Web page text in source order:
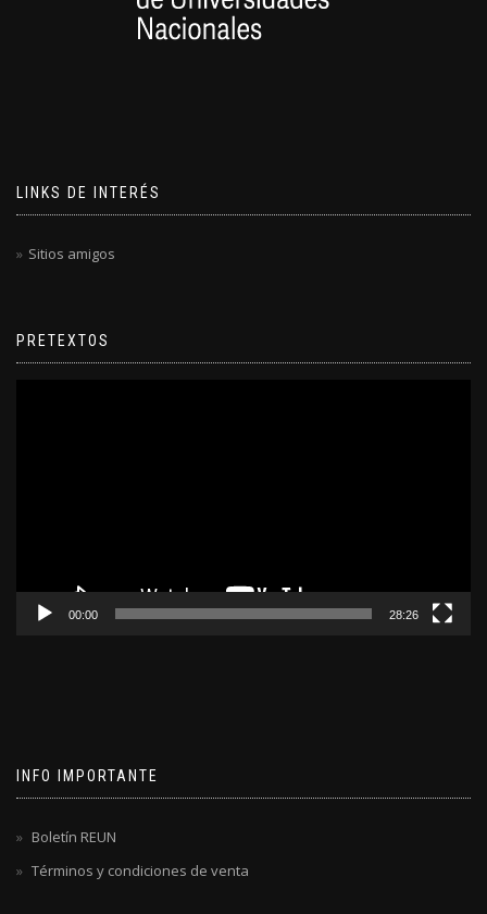
LINKS DE INTERÉS
Sitios amigos
PRETEXTOS
00:00 28:26
INFO IMPORTANTE
Boletín REUN
Términos y condiciones de venta